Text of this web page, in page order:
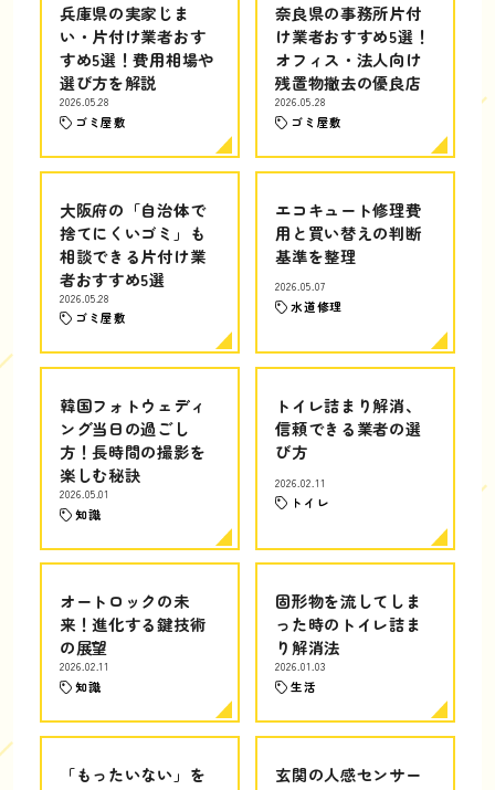
兵庫県の実家じま
い・片付け業者おす
すめ5選！費用相場や
選び方を解説
2026.05.28
ゴミ屋敷
奈良県の事務所片付
け業者おすすめ5選！
オフィス・法人向け
残置物撤去の優良店
2026.05.28
ゴミ屋敷
大阪府の「自治体で
捨てにくいゴミ」も
相談できる片付け業
者おすすめ5選
2026.05.28
ゴミ屋敷
エコキュート修理費
用と買い替えの判断
基準を整理
2026.05.07
水道修理
韓国フォトウェディ
ング当日の過ごし
方！長時間の撮影を
楽しむ秘訣
2026.05.01
知識
トイレ詰まり解消、
信頼できる業者の選
び方
2026.02.11
トイレ
オートロックの未
来！進化する鍵技術
の展望
2026.02.11
知識
固形物を流してしま
った時のトイレ詰ま
り解消法
2026.01.03
生活
「もったいない」を
玄関の人感センサー